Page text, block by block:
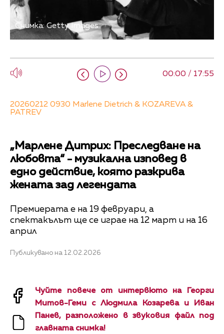
Снимка: Getty Images
00:00 / 17:55
20260212 0930 Marlene Dietrich & KOZAREVA &
PATREV
„Марлене Дитрих: Преследване на
любовта“ - музикална изповед в
едно действие, която разкрива
жената зад легендата
Премиерата е на 19 февруари, а
спектакълът ще се играе на 12 март и на 16
април
Публикувано на 12.02.2026
Чуйте повече от интервюто на Георги
Митов-Геми с Людмила Козарева и Иван
Панев, разположено в звуковия файл под
главната снимка!